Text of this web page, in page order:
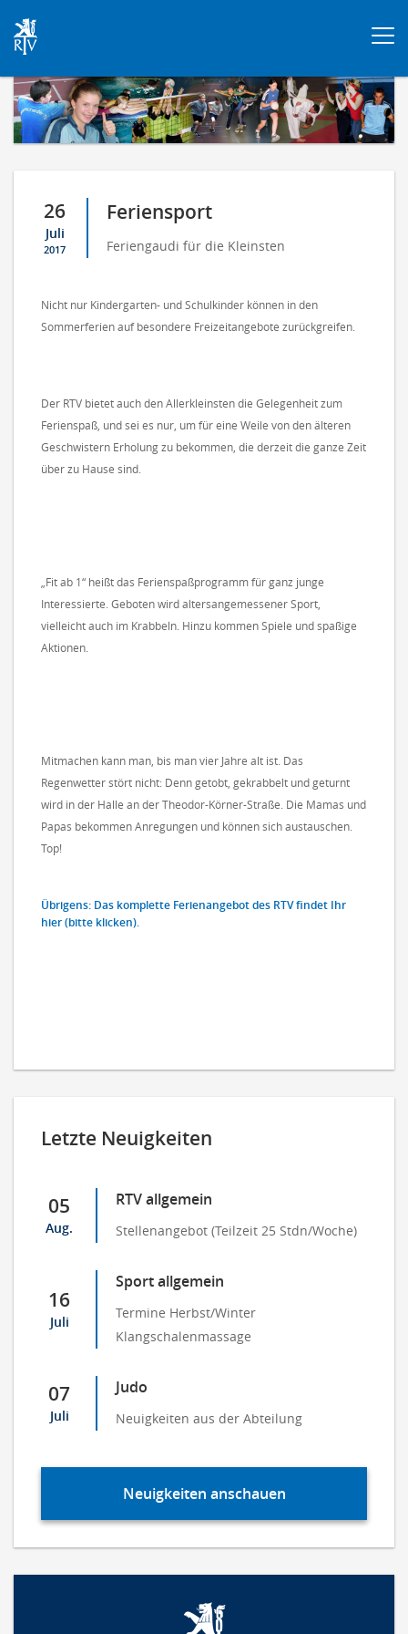
26
Juli
2017
Feriensport
Feriengaudi für die Kleinsten
Nicht nur Kindergarten- und Schulkinder können in den
Sommerferien auf besondere Freizeitangebote zurückgreifen.
Der RTV bietet auch den Allerkleinsten die Gelegenheit zum
Ferienspaß, und sei es nur, um für eine Weile von den älteren
Geschwistern Erholung zu bekommen, die derzeit die ganze Zeit
über zu Hause sind.
„Fit ab 1“ heißt das Ferienspaßprogramm für ganz junge
Interessierte. Geboten wird altersangemessener Sport,
vielleicht auch im Krabbeln. Hinzu kommen Spiele und spaßige
Aktionen.
Mitmachen kann man, bis man vier Jahre alt ist. Das
Regenwetter stört nicht: Denn getobt, gekrabbelt und geturnt
wird in der Halle an der Theodor-Körner-Straße. Die Mamas und
Papas bekommen Anregungen und können sich austauschen.
Top!
Übrigens: Das komplette Ferienangebot des RTV findet Ihr
hier (bitte klicken).
Letzte Neuigkeiten
05
Aug.
RTV allgemein
Stellenangebot (Teilzeit 25 Stdn/Woche)
16
Juli
Sport allgemein
Termine Herbst/Winter
Klangschalenmassage
07
Juli
Judo
Neuigkeiten aus der Abteilung
Neuigkeiten anschauen